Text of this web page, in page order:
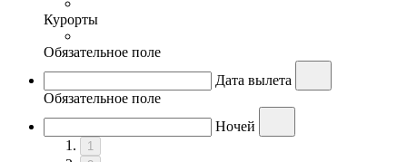
Курорты
Обязательное поле
Дата вылета
Обязательное поле
Ночей
1